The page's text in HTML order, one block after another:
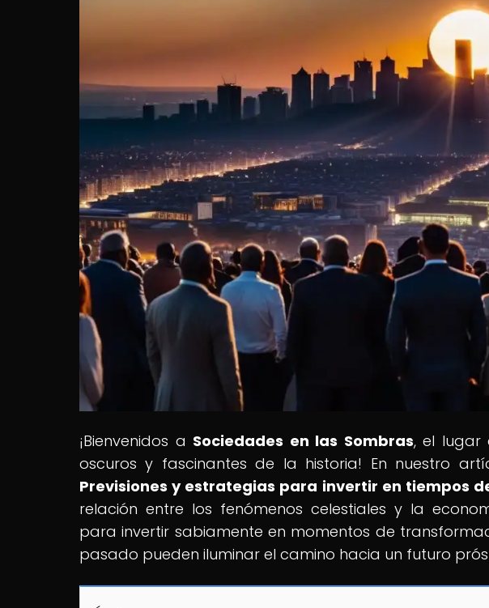
¡Bienvenidos a Sociedades en las Sombras, el lugar
oscuros y fascinantes de la historia! En nuestro
Previsiones y estrategias para invertir en tiempos
relación entre los fenómenos celestiales y la
para invertir sabiamente en momentos de
pasado pueden iluminar el camino hacia un futuro